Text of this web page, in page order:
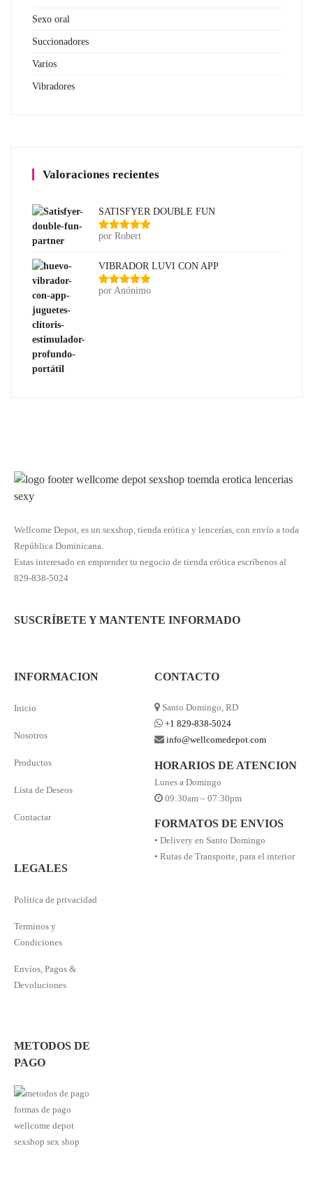
Sexo oral
Succionadores
Varios
Vibradores
Valoraciones recientes
SATISFYER DOUBLE FUN
Valorado
por Robert
VIBRADOR LUVI CON APP
Valorado
por Anónimo
Wellcome Depot, es un sexshop, tienda erótica y lencerías, con envío a toda
República Dominicana.
Estas interesado en emprender tu negocio de tienda erótica escríbenos al
829-838-5024
SUSCRÍBETE Y MANTENTE INFORMADO
INFORMACION
Inicio
Nosotros
Productos
Lista de Deseos
Contactar
LEGALES
Política de privacidad
Terminos y
Condiciones
Envíos, Pagos &
Devoluciones
CONTACTO
Santo Domingo, RD
+1 829-838-5024
info@wellcomedepot.com
HORARIOS DE ATENCION
Lunes a Domingo
09:30am – 07:30pm
FORMATOS DE ENVIOS
• Delivery en Santo Domingo
• Rutas de Transporte, para el interior
METODOS DE
PAGO